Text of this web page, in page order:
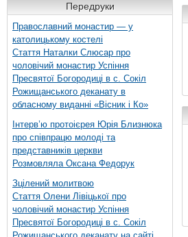
Передруки
Православний монастир — у
католицькому костелі
Стаття Наталки Слюсар про
чоловічий монастир Успіння
Пресвятої Богородиці в с. Сокіл
Рожищанського деканату в
обласному виданні «Вісник і Ко»
Інтерв’ю протоієрея Юрія Близнюка
про співпрацю молоді та
представників церкви
Розмовляла Оксана Федорук
Зцілений молитвою
Стаття Олени Лівіцької про
чоловічий монастир Успіння
Пресвятої Богородиці в с. Сокіл